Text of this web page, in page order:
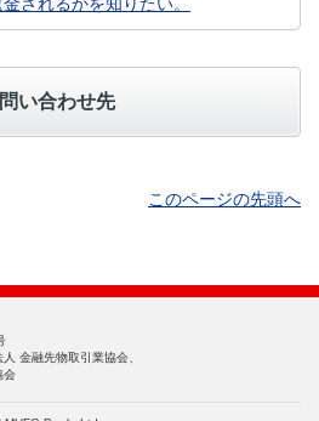
い合わせ先
このページの先頭へ
金融先物取引業協会、
会